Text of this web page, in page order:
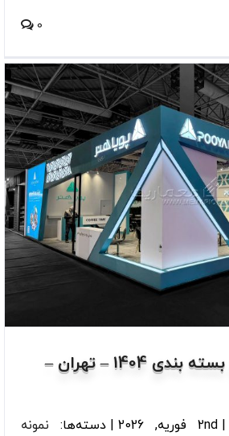
0
نمایشگاه چاپ و بسته بندی 1404 – تهران –
2nd فوریه, 2026 دسته‌ها: نمونه